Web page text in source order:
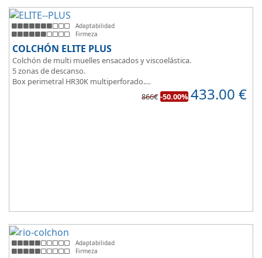
Adaptabilidad
Firmeza
COLCHÓN ELITE PLUS
Colchón de multi muelles ensacados y viscoelástica.
5 zonas de descanso.
Box perimetral HR30K multiperforado.
Para personas que buscan la comodidad y confort a la hora de
866€ -50.00% 433.00 €
Adaptabilidad
Firmeza